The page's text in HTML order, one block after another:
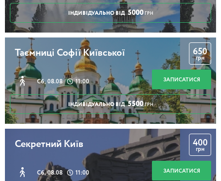
ІНДИВІДУАЛЬНО ВІД 5000 ГРН
Таємниці Софії Київської
Сб, 08.08 11:00
650
грн
ЗАПИСАТИСЯ
ІНДИВІДУАЛЬНО ВІД 5500 ГРН
Секретний Київ
Сб, 08.08 11:00
400
грн
ЗАПИСАТИСЯ